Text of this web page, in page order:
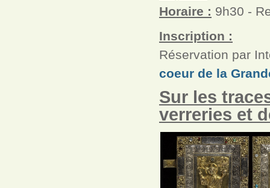
Horaire : 9h30 -
Inscription :
Réservation par
coeur de la
Sur les
verreries et